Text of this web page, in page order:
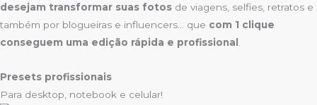
desejam transformar suas fotos de viagens, selfies, retratos e
também por blogueiras e influencers… que com 1 clique
conseguem uma edição rápida e profissional
Presets profissionais
Para desktop, notebook e celular!